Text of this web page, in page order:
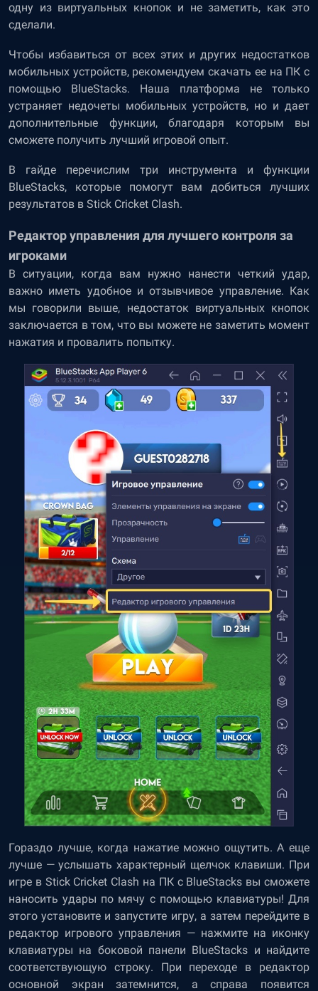
одну из виртуальных кнопок и не заметить, как это
сделали.
Чтобы избавиться от всех этих и других недостатков
мобильных устройств, рекомендуем скачать ее на ПК с
помощью BlueStacks. Наша платформа не только
устраняет недочеты мобильных устройств, но и дает
дополнительные функции, благодаря которым вы
сможете получить лучший игровой опыт.
В гайде перечислим три инструмента и функции
BlueStacks, которые помогут вам добиться лучших
результатов в Stick Cricket Clash.
Редактор управления для лучшего контроля за
игроками
В ситуации, когда вам нужно нанести четкий удар,
важно иметь удобное и отзывчивое управление. Как
мы говорили выше, недостаток виртуальных кнопок
заключается в том, что вы можете не заметить момент
нажатия и провалить попытку.
Гораздо лучше, когда нажатие можно ощутить. А еще
лучше — услышать характерный щелчок клавиши. При
игре в Stick Cricket Clash на ПК с BlueStacks вы сможете
наносить удары по мячу с помощью клавиатуры! Для
этого установите и запустите игру, а затем перейдите в
редактор игрового управления — нажмите на иконку
клавиатуры на боковой панели BlueStacks и найдите
соответствующую строку. При переходе в редактор
основной экран затемнится, а справа появится